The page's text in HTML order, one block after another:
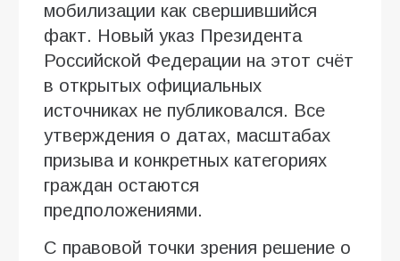
мобилизации как свершившийся
факт. Новый указ Президента
Российской Федерации на этот счёт
в открытых официальных
источниках не публиковался. Все
утверждения о датах, масштабах
призыва и конкретных категориях
граждан остаются
предположениями.
С правовой точки зрения решение о